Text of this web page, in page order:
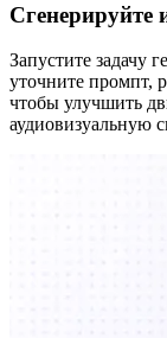
Сгенерируйте
Запустите задачу
уточните промпт,
чтобы улучшить
аудиовизуальную